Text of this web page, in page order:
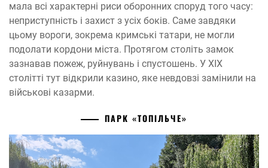
мала всі характерні риси оборонних споруд того часу:
неприступність і захист з усіх боків. Саме завдяки
цьому вороги, зокрема кримські татари, не могли
подолати кордони міста. Протягом століть замок
зазнавав пожеж, руйнувань і спустошень. У XIX
столітті тут відкрили казино, яке невдовзі замінили на
військові казарми.
ПАРК «ТОПІЛЬЧЕ»